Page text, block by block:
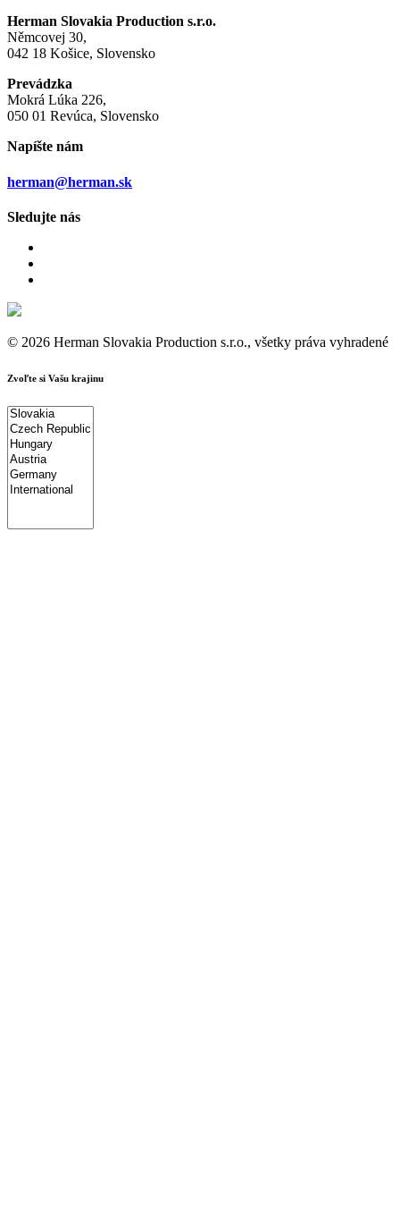
Herman Slovakia Production s.r.o.
Němcovej 30,
042 18 Košice, Slovensko
Prevádzka
Mokrá Lúka 226,
050 01 Revúca, Slovensko
Napíšte nám
herman@herman.sk
Sledujte nás
© 2026 Herman Slovakia Production s.r.o., všetky práva vyhradené
Zvoľte si Vašu krajinu